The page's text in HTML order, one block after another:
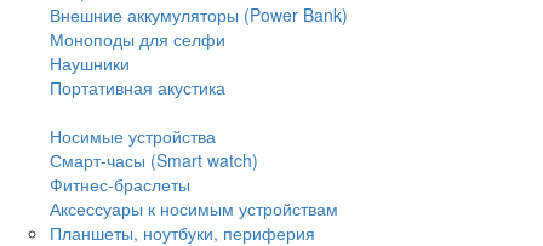
Внешние аккумуляторы (Power Bank)
Моноподы для селфи
Наушники
Портативная акустика
Носимые устройства
Смарт-часы (Smart watch)
Фитнес-браслеты
Аксессуары к носимым устройствам
Планшеты, ноутбуки, периферия